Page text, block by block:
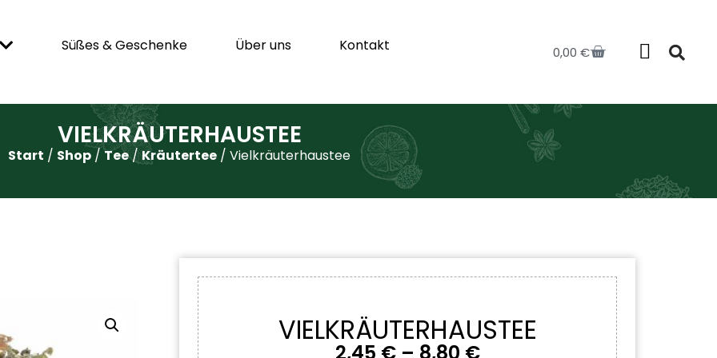
Süßes & Geschenke Über uns Kontakt 0,00 €
VIELKRÄUTERHAUSTEE
Start / Shop /Tee/Kräutertee / Vielkräuterhaustee
VIELKRÄUTERHAUSTEE